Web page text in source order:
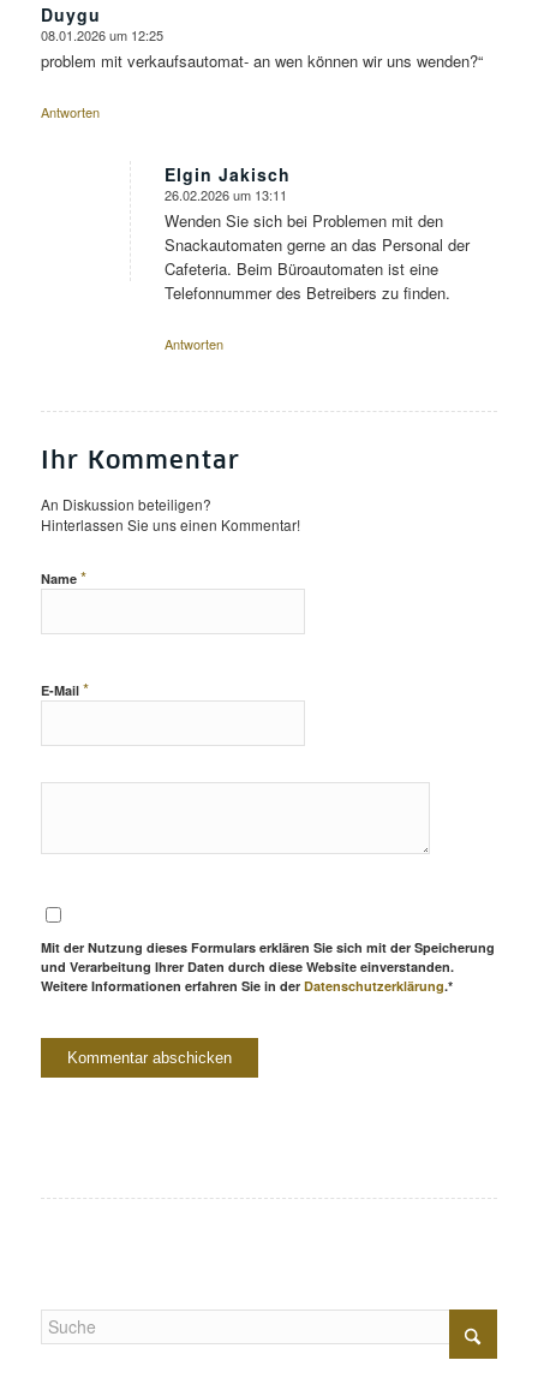
Duygu
sagte:
08.01.2026 um 12:25
problem mit verkaufsautomat- an wen können wir uns wenden?“
Antworten
Elgin Jakisch
sagte:
26.02.2026 um 13:11
Wenden Sie sich bei Problemen mit den
Snackautomaten gerne an das Personal der
Cafeteria. Beim Büroautomaten ist eine
Telefonnummer des Betreibers zu finden.
Antworten
Ihr Kommentar
An Diskussion beteiligen?
Hinterlassen Sie uns einen Kommentar!
Name *
E-Mail *
Mit der Nutzung dieses Formulars erklären Sie sich mit der Speicherung
und Verarbeitung Ihrer Daten durch diese Website einverstanden.
Weitere Informationen erfahren Sie in der Datenschutzerklärung.*